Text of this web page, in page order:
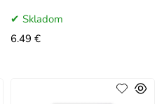
Skladom
6.49 €